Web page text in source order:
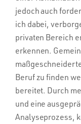
jedoch auch
ich dabei,
privaten Bereich
erkennen.
Beruf zu finden
bereitet. Durch
und eine
Analyseprozess,